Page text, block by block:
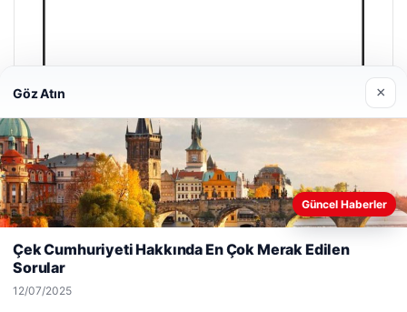
Enes Kaplan Avukatlık Bürosu
28/04/2026
© 2026 Haber Geç | Güncel Haberler
Web sitemizi nasıl kullandığınızı daha iyi anlayabilmek,
kullanıyoruz.Çerez Politikamız
Göz Atın ×
Güncel Haberler
Çek Cumhuriyeti Hakkında En Çok Merak Edilen
Sorular
12/07/2025